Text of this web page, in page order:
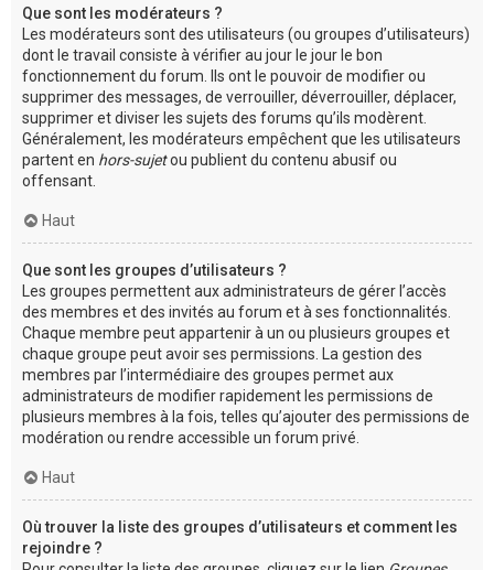
Que sont les modérateurs ?
Les modérateurs sont des utilisateurs (ou groupes d’utilisateurs)
dont le travail consiste à vérifier au jour le jour le bon
fonctionnement du forum. Ils ont le pouvoir de modifier ou
supprimer des messages, de verrouiller, déverrouiller, déplacer,
supprimer et diviser les sujets des forums qu’ils modèrent.
Généralement, les modérateurs empêchent que les utilisateurs
partent en hors-sujetou publient du contenu abusif ou
offensant.
Haut
Que sont les groupes d’utilisateurs ?
Les groupes permettent aux administrateurs de gérer l’accès
des membres et des invités au forum et à ses fonctionnalités.
Chaque membre peut appartenir à un ou plusieurs groupes et
chaque groupe peut avoir ses permissions. La gestion des
membres par l’intermédiaire des groupes permet aux
administrateurs de modifier rapidement les permissions de
plusieurs membres à la fois, telles qu’ajouter des permissions de
modération ou rendre accessible un forum privé.
Haut
Où trouver la liste des groupes d’utilisateurs et comment les
rejoindre ?